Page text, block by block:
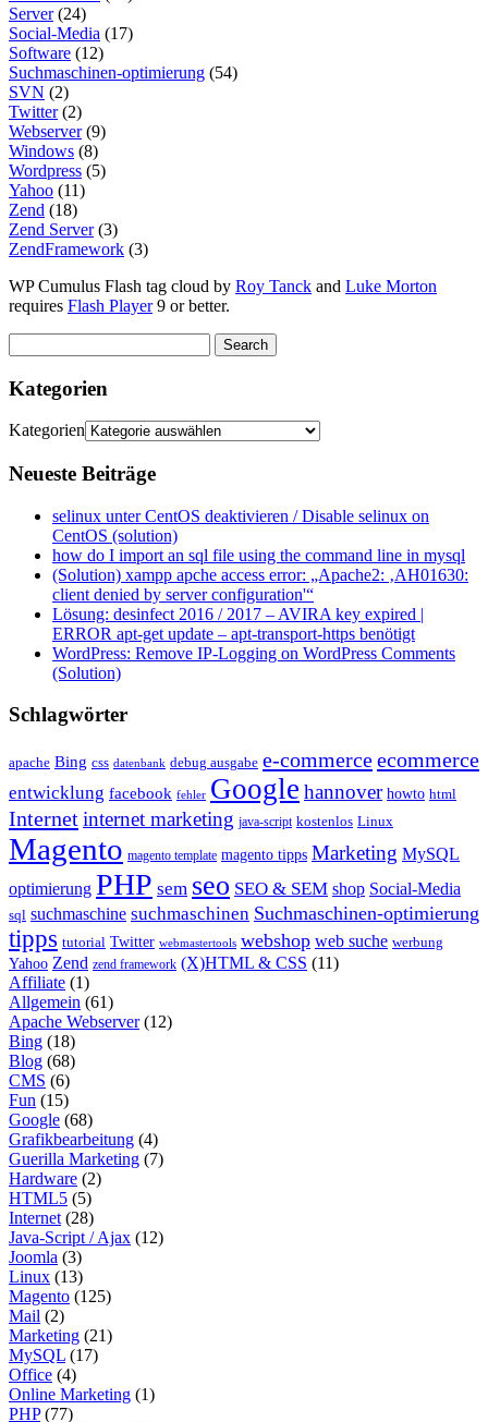
Server(24)
Social-Media (17)
Software (12)
Suchmaschinen-optimierung (54)
SVN (2)
Twitter(2)
Webserver(9)
Windows (8)
Wordpress (5)
Yahoo (11)
Zend (18)
Zend Server(3)
ZendFramework (3)
WP Cumulus Flash tag cloud by Roy Tanck and Luke Morton
requires Flash Player9 or better.
Kategorien
Kategorien
Neueste Beiträge
selinux unter CentOS deaktivieren / Disable selinux on
CentOS (solution)
how do I import an sql file using the command line in mysql
(Solution) xampp apche access error: „Apache2: ‚AH01630:
client denied by server configuration'“
Lösung: desinfect 2016 / 2017 – AVIRA key expired |
ERROR apt-get update – apt-transport-https benötigt
WordPress: Remove IP-Logging on WordPress Comments
(Solution)
Schlagwörter
apache Bing css datenbank debug ausgabe e-commerceecommerce
entwicklung facebook fehler Google hannover howto html
Internetinternet marketing java-script kostenlos Linux
Magento magento template magento tipps Marketing MySQL
optimierung PHP sem seo SEO & SEM shop Social-Media
sql suchmaschine suchmaschinen Suchmaschinen-optimierung
tipps tutorial Twitter webmastertools webshop web suche werbung
Yahoo Zend zend framework (X)HTML & CSS (11)
Affiliate (1)
Allgemein (61)
Apache Webserver(12)
Bing (18)
Blog (68)
CMS (6)
Fun (15)
Google (68)
Grafikbearbeitung (4)
Guerilla Marketing (7)
Hardware (2)
HTML5 (5)
Internet (28)
Java-Script / Ajax (12)
Joomla (3)
Linux (13)
Magento (125)
Mail (2)
Marketing (21)
MySQL (17)
Office (4)
Online Marketing (1)
PHP(77)